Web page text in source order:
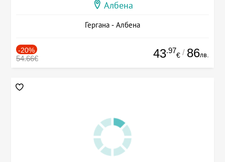
Албена
Гергана - Албена
-20%
54.66€ 43.97
€ / 86лв.